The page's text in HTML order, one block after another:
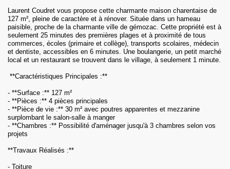
Laurent Coudret vous propose cette charmante maison charentaise de
127 m², pleine de caractère et à rénover. Située dans un hameau
paisible, proche de la charmante ville de gémozac. Cette propriété est à
seulement 25 minutes des premières plages et à proximité de tous
commerces, écoles (primaire et collège), transports scolaires, médecin
et dentiste, accessibles en 6 minutes. Une boulangerie, un petit marché
local et un restaurant se trouvent dans le village, à seulement 1 minute.
**Caractéristiques Principales :**
- **Surface :** 127 m²
- **Pièces :** 4 pièces principales
- **Pièce de vie :** 30 m² avec poutres apparentes et mezzanine
surplombant le salon-salle à manger
- **Chambres :** Possibilité d'aménager jusqu'à 3 chambres selon vos
projets
**Travaux Réalisés :**
- Toiture